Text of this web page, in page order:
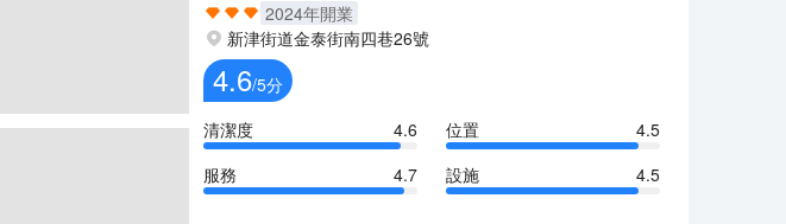
2024年開業
新津街道金泰街南四巷26號
4.6/5分
清潔度
4.6 位置
4.5
服務
4.7 設施 4.5